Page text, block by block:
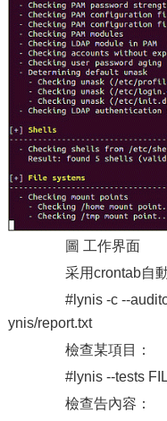
圖 工作界面
采用crontab自動
#lynis -c --auditor
ynis/report.txt
檢查某項目：
#lynis --tests
檢查告內容：